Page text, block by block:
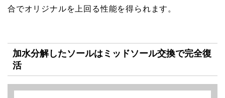
合でオリジナルを上回る性能を得られます。
加水分解したソールはミッドソール交換で完全復
活